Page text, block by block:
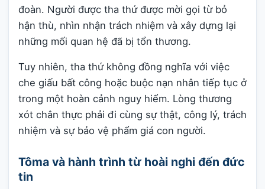
đoàn. Người được tha thứ được mời gọi từ bỏ
hận thù, nhìn nhận trách nhiệm và xây dựng lại
những mối quan hệ đã bị tổn thương.
Tuy nhiên, tha thứ không đồng nghĩa với việc
che giấu bất công hoặc buộc nạn nhân tiếp tục ở
trong một hoàn cảnh nguy hiểm. Lòng thương
xót chân thực phải đi cùng sự thật, công lý, trách
nhiệm và sự bảo vệ phẩm giá con người.
Tôma và hành trình từ hoài nghi đến đức
tin